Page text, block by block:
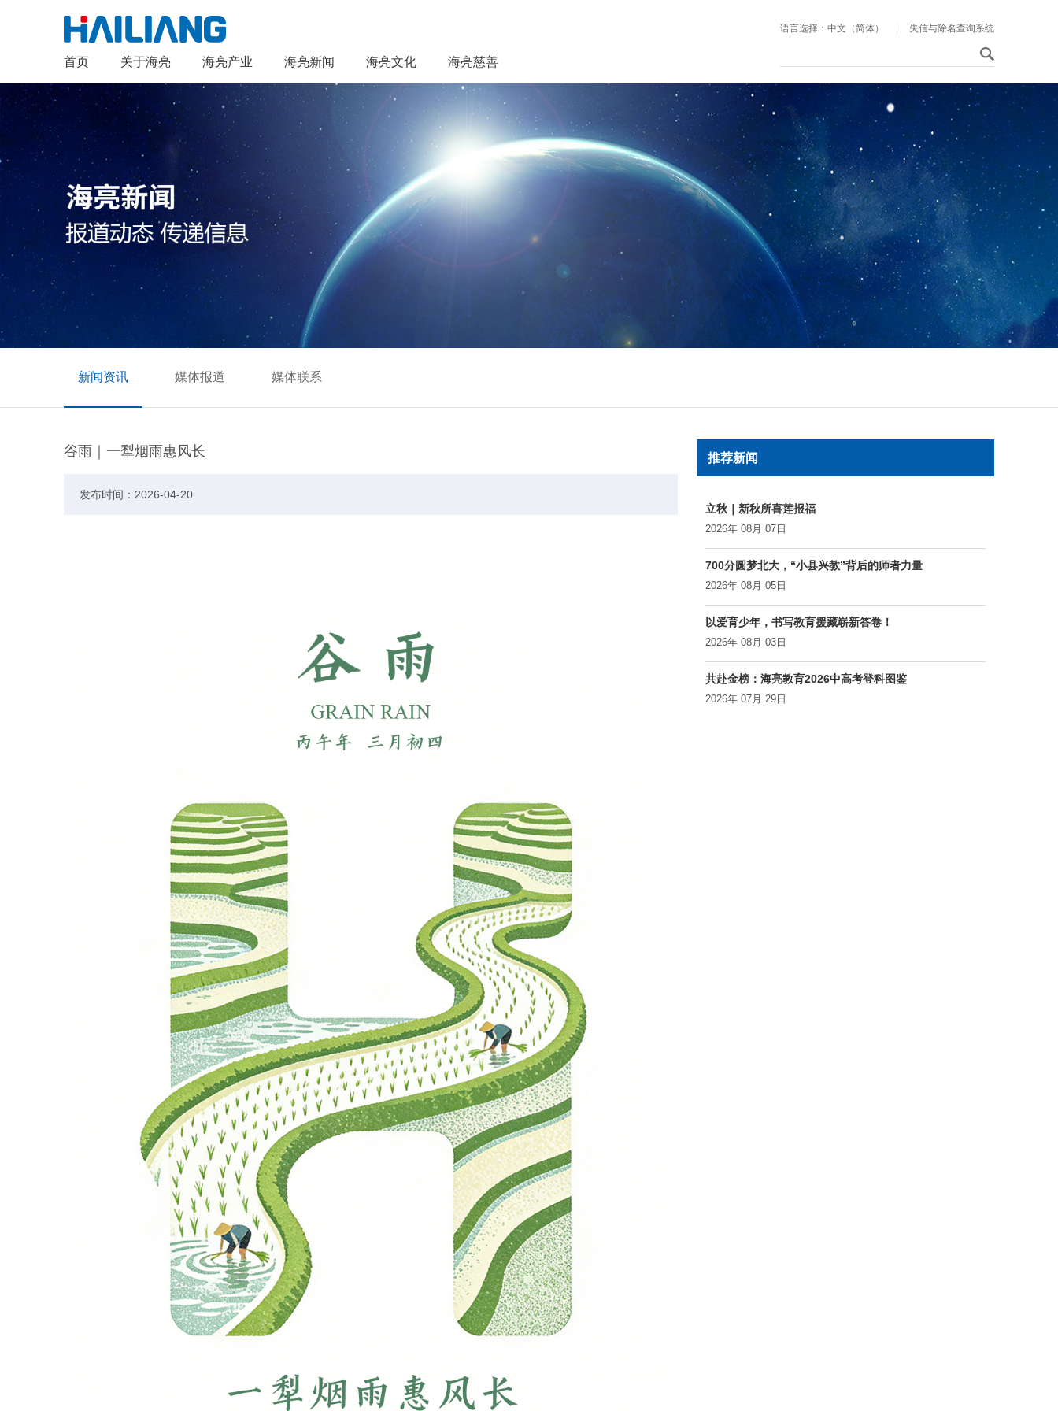
首页 关于海亮 海亮产业 海亮新闻 海亮文化 海亮慈善
失信与除名查询系统
语言选择：中文（简体）
新闻资讯 媒体报道 媒体联系
谷雨｜一犁烟雨惠风长
发布时间：2026-04-20
推荐新闻
立秋｜新秋所喜莲报福
2026年 08月 07日
700分圆梦北大，“小县兴教”背后的师者力量
2026年 08月 05日
以爱育少年，书写教育援藏崭新答卷！
2026年 08月 03日
共赴金榜：海亮教育2026中高考登科图鉴
2026年 07月 29日